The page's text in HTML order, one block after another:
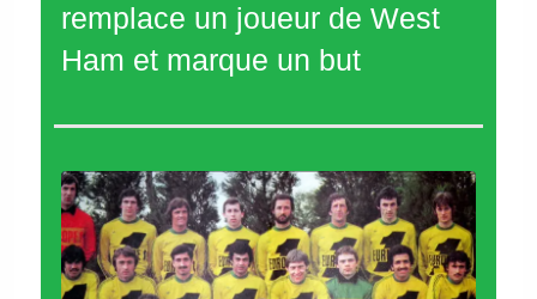
remplace un joueur de West
Ham et marque un but